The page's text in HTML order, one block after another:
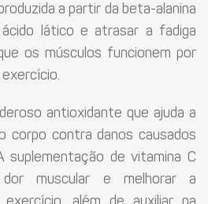
a partir da beta-alanina
lático e atrasar a fadiga
os músculos funcionem por
antioxidante que ajuda a
corpo contra danos causados
suplementação de vitamina C
muscular e melhorar a